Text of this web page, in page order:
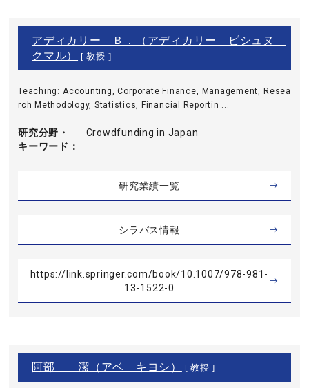
アディカリー Ｂ．（アディカリー ビシュヌ
クマル）
[ 教授 ]
Teaching: Accounting, Corporate Finance, Management, Resea
rch Methodology, Statistics, Financial Reportin ...
研究分野・
キーワード
Crowdfunding in Japan
研究業績一覧
シラバス情報
https://link.springer.com/book/10.1007/978-981-
13-1522-0
阿部 潔（アベ キヨシ） [ 教授 ]